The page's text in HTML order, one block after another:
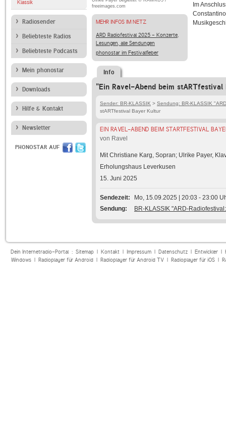
Klassik
Radiosender
Beliebteste Radios
Beliebteste Podcasts
Mein phonostar
Downloads
Hilfe & Kontakt
Newsletter
PHONOSTAR AUF
freeimages.com
MEHR INFOS IM NETZ
ARD Radiofestival 2025 - Konzerte,
Lesungen, alle Sendungen
phonostar im Festivalfieber
Im
Info
"Ein Ravel-Abend beim
Sender: BR-KLASSIK > Sendung: BR-KLASSIK
stARTfestival Bayer Kultur
EIN RAVEL-ABEND BEIM STARTFESTIVAL
von Ravel
Mit Christiane Karg, Sopran; Ulrike Payer,
Erholungshaus Leverkusen
15. Juni 2025
Sendezeit
Mo, 15.09.2025 | 20:03 - 23:00
Sendung
BR-KLASSIK "ARD-
Dein Internetradio-Portal : Sitemap| Kontakt| Impressum| Datenschutz| Entwickler|
Windows| Radioplayer für Android| Radioplayer für Android TV| Radioplayer für iOS|